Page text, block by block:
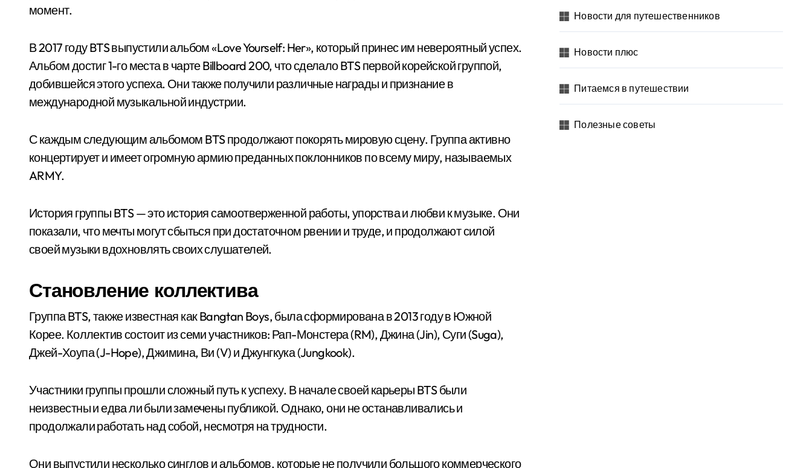
момент.
В 2017 году BTS выпустили альбом «Love Yourself: Her», который принес им невероятный успех.
Альбом достиг 1-го места в чарте Billboard 200, что сделало BTS первой корейской группой,
добившейся этого успеха. Они также получили различные награды и признание в
международной музыкальной индустрии.
С каждым следующим альбомом BTS продолжают покорять мировую сцену. Группа активно
концертирует и имеет огромную армию преданных поклонников по всему миру, называемых
ARMY.
История группы BTS — это история самоотверженной работы, упорства и любви к музыке. Они
показали, что мечты могут сбыться при достаточном рвении и труде, и продолжают силой
своей музыки вдохновлять своих слушателей.
Становление коллектива
Группа BTS, также известная как Bangtan Boys, была сформирована в 2013 году в Южной
Корее. Коллектив состоит из семи участников: Рап-Монстера (RM), Джина (Jin), Суги (Suga),
Джей-Хоупа (J-Hope), Джимина, Ви (V) и Джунгкука (Jungkook).
Участники группы прошли сложный путь к успеху. В начале своей карьеры BTS были
неизвестны и едва ли были замечены публикой. Однако, они не останавливались и
продолжали работать над собой, несмотря на трудности.
Они выпустили несколько синглов и альбомов, которые не получили большого коммерческого
Новости для путешественников
Новости плюс
Питаемся в путешествии
Полезные советы